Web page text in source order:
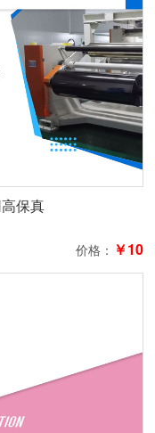
保真
价格： ￥10